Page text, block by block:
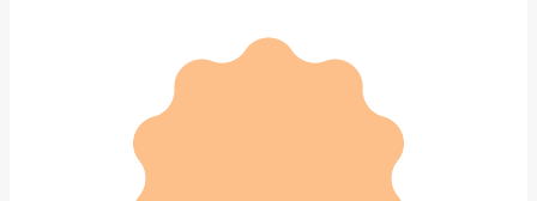
Внешний аккумулятор 25000 мАч